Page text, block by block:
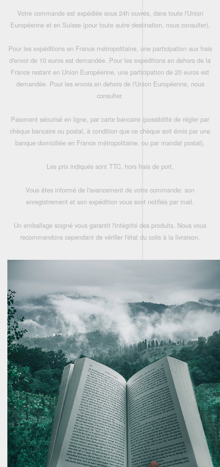
Votre commande est expédiée sous 24h ouvrés, dans toute l'Union
Européenne et en Suisse (pour toute autre destination, nous consulter),
Pour les expéditions en France métropolitaine, une participation aux frais
d'envoi de 10 euros est demandée. Pour les expéditions en dehors de la
France restant en Union Européenne, une participation de 20 euros est
demandée. Pour les envois en dehors de l'Union Européenne, nous
consulter.
Paiement sécurisé en ligne, par carte bancaire (possibilité de régler par
chèque bancaire ou postal, à condition que ce chèque soit émis par une
banque domiciliée en France métropolitaine, ou par mandat postal),
Les prix indiqués sont TTC, hors frais de port,
Vous êtes informé de l'avancement de votre commande: son
enregistrement et son expédition vous sont notifiés par mail.
Un emballage soigné vous garantit l'intégrité des produits. Nous vous
recommandons cependant de vérifier l'état du colis à la livraison.